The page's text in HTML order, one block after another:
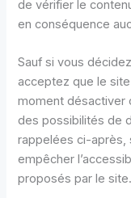
de vérifier le
en conséquence
Sauf si vous
acceptez que le
moment désactiver
des possibilités de
rappelées ci-après,
empêcher
proposés par le site.